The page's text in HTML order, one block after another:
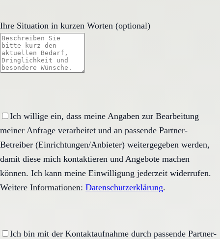
Ihre Situation in kurzen Worten (optional)
Ich willige ein, dass meine Angaben zur Bearbeitung
meiner Anfrage verarbeitet und an passende Partner-
Betreiber (Einrichtungen/Anbieter) weitergegeben werden,
damit diese mich kontaktieren und Angebote machen
können. Ich kann meine Einwilligung jederzeit widerrufen.
Weitere Informationen: Datenschutzerklärung.
Ich bin mit der Kontaktaufnahme durch passende Partner-